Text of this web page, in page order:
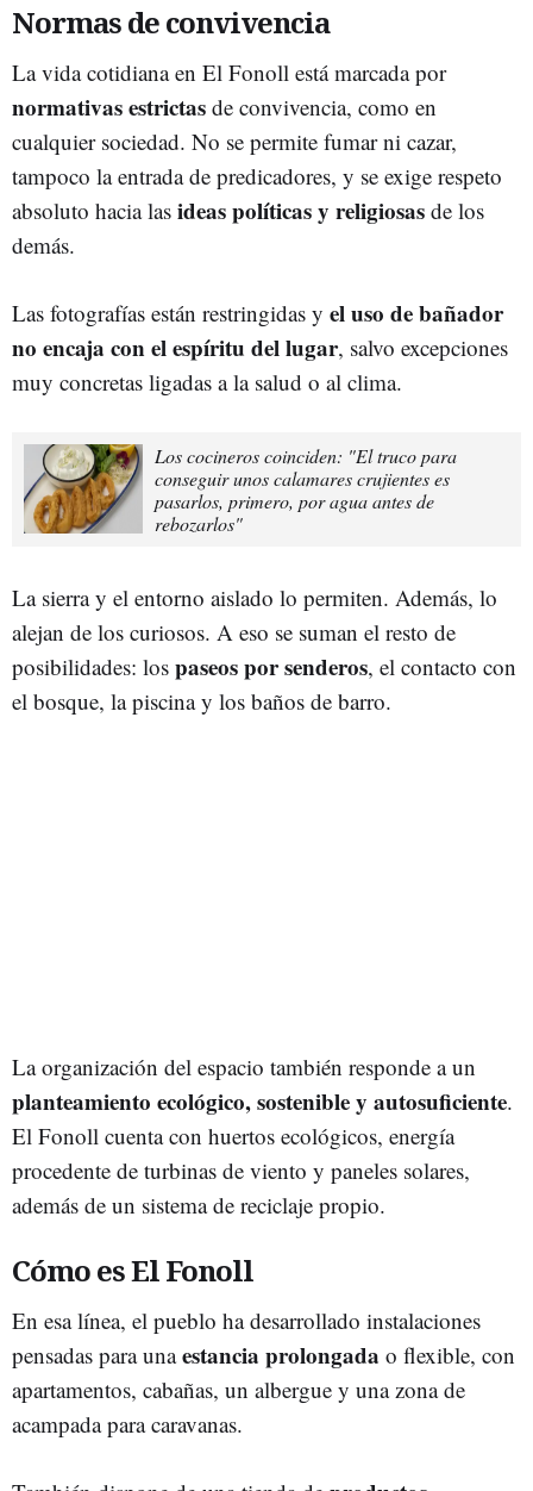
Normas de convivencia
La vida cotidiana en El Fonoll está marcada por
normativas estrictas de convivencia, como en
cualquier sociedad. No se permite fumar ni cazar,
tampoco la entrada de predicadores, y se exige respeto
absoluto hacia las ideas políticas y religiosas de los
demás.
Las fotografías están restringidas y el uso de bañador
no encaja con el espíritu del lugar, salvo excepciones
muy concretas ligadas a la salud o al clima.
Los cocineros coinciden: "El truco para
conseguir unos calamares crujientes es
pasarlos, primero, por agua antes de
rebozarlos"
La sierra y el entorno aislado lo permiten. Además, lo
alejan de los curiosos. A eso se suman el resto de
posibilidades: los paseos por senderos, el contacto con
el bosque, la piscina y los baños de barro.
La organización del espacio también responde a un
planteamiento ecológico, sostenible y autosuficiente.
El Fonoll cuenta con huertos ecológicos, energía
procedente de turbinas de viento y paneles solares,
además de un sistema de reciclaje propio.
Cómo es El Fonoll
En esa línea, el pueblo ha desarrollado instalaciones
pensadas para unaestancia prolongada o flexible, con
apartamentos, cabañas, un albergue y una zona de
acampada para caravanas.